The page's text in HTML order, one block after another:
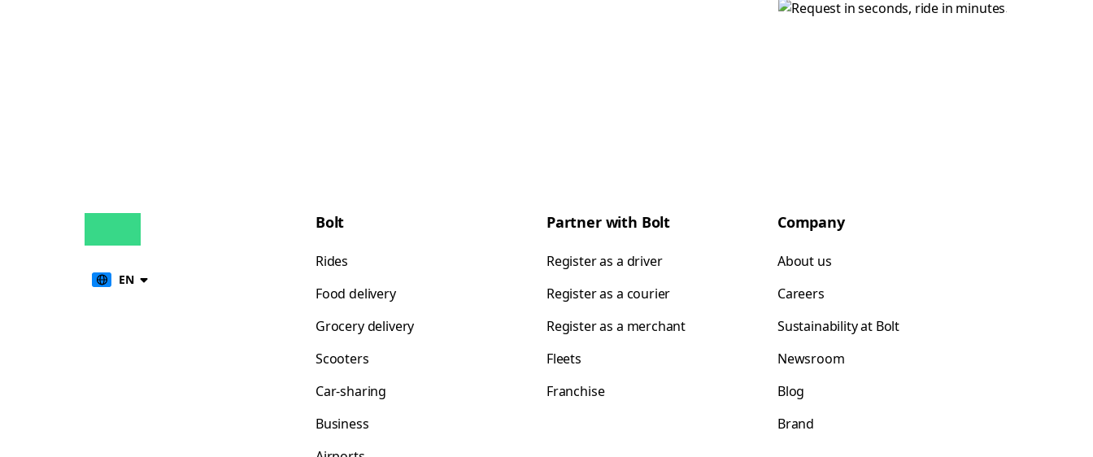
EN
Bolt
Rides
Food delivery
Grocery delivery
Scooters
Car-sharing
Business
Partner with Bolt
Register as a driver
Register as a courier
Register as a merchant
Fleets
Franchise
Company
About us
Careers
Sustainability at Bolt
Newsroom
Blog
Brand